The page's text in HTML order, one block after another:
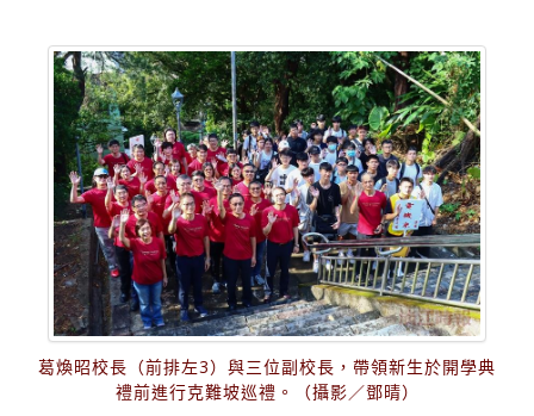
葛煥昭校長（前排左3）與三位副校長，帶領新生於開學典
禮前進行克難坡巡禮。（攝影／鄧晴）